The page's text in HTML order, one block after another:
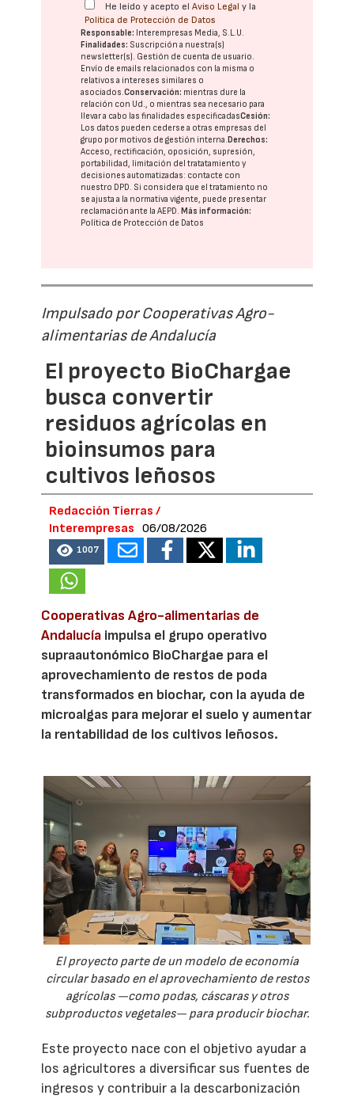
He leído y acepto elAviso Legal y la
Política de Protección de Datos
Responsable: Interempresas Media, S.L.U.
Finalidades: Suscripción a nuestra(s)
newsletter(s). Gestión de cuenta de usuario.
Envío de emails relacionados con la misma o
relativos a intereses similares o
asociados.Conservación: mientras dure la
relación con Ud., o mientras sea necesario para
llevar a cabo las finalidades especificadasCesión:
Los datos pueden cederse a otras empresas del
grupo por motivos de gestión interna. Derechos:
Acceso, rectificación, oposición, supresión,
portabilidad, limitación del tratatamiento y
decisiones automatizadas: contacte con
nuestro DPD. Si considera que el tratamiento no
se ajusta a la normativa vigente, puede presentar
reclamación ante laAEPD. Más información:
Política de Protección de Datos
Impulsado por Cooperativas Agro-
alimentarias de Andalucía
El proyecto BioChargae
busca convertir
residuos agrícolas en
bioinsumos para
cultivos leñosos
Redacción Tierras /
Interempresas
06/08/2026
1007
Cooperativas Agro-alimentarias de
Andalucía impulsa el grupo operativo
supraautonómico BioChargae para el
aprovechamiento de restos de poda
transformados en biochar, con la ayuda de
microalgas para mejorar el suelo y aumentar
la rentabilidad de los cultivos leñosos.
El proyecto parte de un modelo de economía
circular basado en el aprovechamiento de restos
agrícolas —como podas, cáscaras y otros
subproductos vegetales— para producir biochar.
Este proyecto nace con el objetivo ayudar a
los agricultores a diversificar sus fuentes de
ingresos y contribuir a la descarbonización